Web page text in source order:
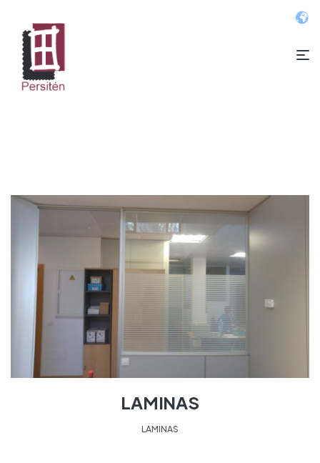
LAMINAS
LAMINAS